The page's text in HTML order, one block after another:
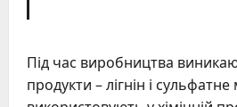
Під час виробництва
продукти – лігнін і сульфатне